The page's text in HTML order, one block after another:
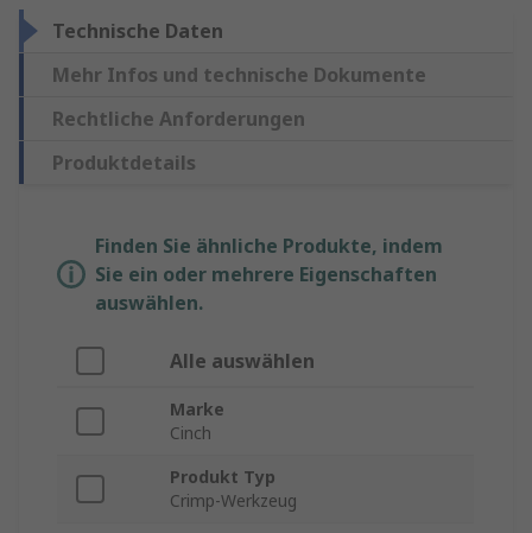
Technische Daten
Mehr Infos und technische Dokumente
Rechtliche Anforderungen
Produktdetails
Finden Sie ähnliche Produkte, indem
Sie ein oder mehrere Eigenschaften
auswählen.
Alle auswählen
Marke
Cinch
Produkt Typ
Crimp-Werkzeug